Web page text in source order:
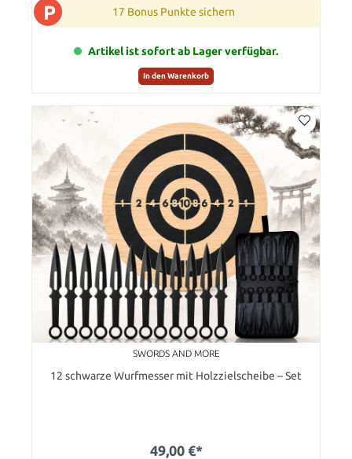
P 17 Bonus Punkte sichern
Artikel ist sofort ab Lager verfügbar.
In den Warenkorb
SWORDS AND MORE
12 schwarze Wurfmesser mit Holzzielscheibe – Set
49,00 €*